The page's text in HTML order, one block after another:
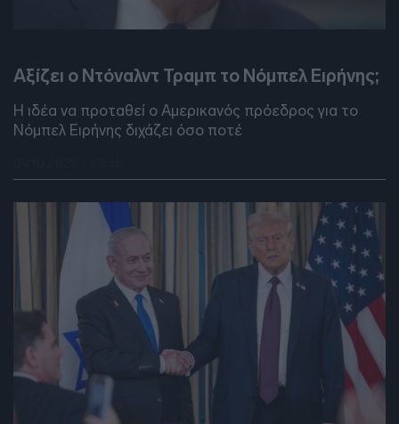
Αξίζει ο Ντόναλντ Τραμπ το Νόμπελ Ειρήνης;
Η ιδέα να προταθεί ο Αμερικανός πρόεδρος για το
Νόμπελ Ειρήνης διχάζει όσο ποτέ